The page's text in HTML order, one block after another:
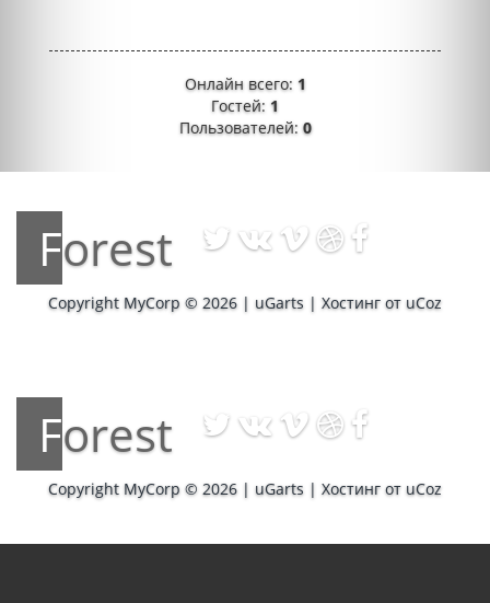
Онлайн всего: 1
Гостей: 1
Пользователей:0
Forest
Copyright MyCorp © 2026 | uGarts | Хостинг от uCoz
Forest
Copyright MyCorp © 2026 | uGarts | Хостинг от uCoz